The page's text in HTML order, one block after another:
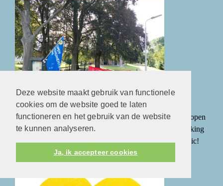
Deze website maakt gebruik van functionele
cookies om de website goed te laten
functioneren en het gebruik van de website
te kunnen analyseren.
Ja, ik accepteer cookies
In het fotoalbum vindt u de foto's van de succesvol verlopen
openmonumentendag 14 september 2024 met medewerking
van organist Jan Pieter Baan en fluitiste Katarina Banusic!
Startzondag 1 september 2024